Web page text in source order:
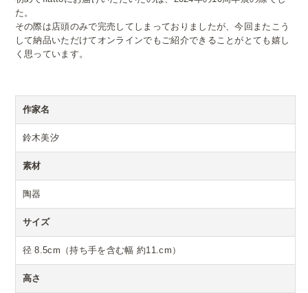
た。
その際は店頭のみで完売してしまっておりましたが、今回またこう
して納品いただけてオンラインでもご紹介できることがとても嬉し
く思っています。
作家名
鈴木美汐
素材
陶器
サイズ
径 8.5cm（持ち手を含む幅 約11.cm）
高さ